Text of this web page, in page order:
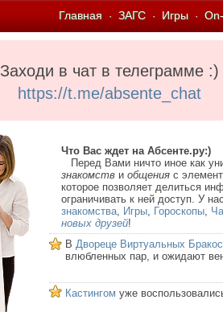
Главная · ЗАГС · Игры ·
Заходи в чат в телеграмме :)
https://t.me/absente_chat
Что Вас ждет на Абсенте.ру:)
Перед Вами ничто иное как
знакомств и общения с
которое позволяет делиться
ограничивать к ней доступ. У
знакомства, Игры, Гороскопы,
новых друзей!
В Двореце Виртуальных
влюбленных пар, и ожидают
Кастингом уже